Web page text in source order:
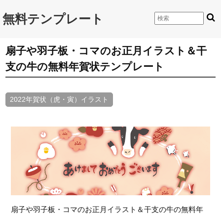
無料テンプレート
扇子や羽子板・コマのお正月イラスト＆干
支の牛の無料年賀状テンプレート
2022年賀状（虎・寅）イラスト
扇子や羽子板・コマのお正月イラスト＆干支の牛の無料年